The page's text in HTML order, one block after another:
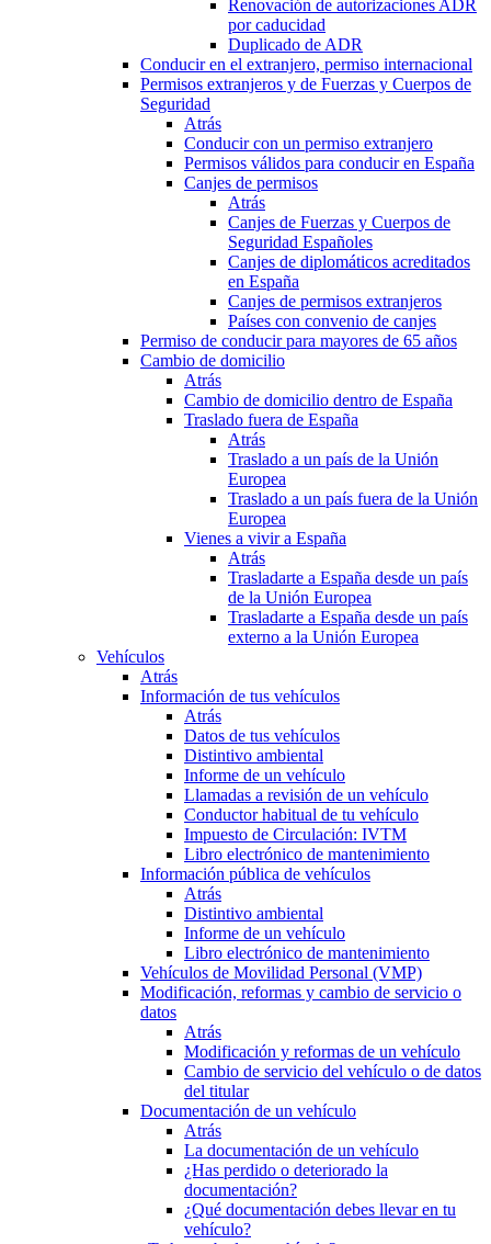
Renovación de autorizaciones ADR
por caducidad
Duplicado de ADR
Conducir en el extranjero, permiso internacional
Permisos extranjeros y de Fuerzas y Cuerpos de
Seguridad
Atrás
Conducir con un permiso extranjero
Permisos válidos para conducir en España
Canjes de permisos
Atrás
Canjes de Fuerzas y Cuerpos de
Seguridad Españoles
Canjes de diplomáticos acreditados
en España
Canjes de permisos extranjeros
Países con convenio de canjes
Permiso de conducir para mayores de 65 años
Cambio de domicilio
Atrás
Cambio de domicilio dentro de España
Traslado fuera de España
Atrás
Traslado a un país de la Unión
Europea
Traslado a un país fuera de la Unión
Europea
Vienes a vivir a España
Atrás
Trasladarte a España desde un país
de la Unión Europea
Trasladarte a España desde un país
externo a la Unión Europea
Vehículos
Atrás
Información de tus vehículos
Atrás
Datos de tus vehículos
Distintivo ambiental
Informe de un vehículo
Llamadas a revisión de un vehículo
Conductor habitual de tu vehículo
Impuesto de Circulación: IVTM
Libro electrónico de mantenimiento
Información pública de vehículos
Atrás
Distintivo ambiental
Informe de un vehículo
Libro electrónico de mantenimiento
Vehículos de Movilidad Personal (VMP)
Modificación, reformas y cambio de servicio o
datos
Atrás
Modificación y reformas de un vehículo
Cambio de servicio del vehículo o de datos
del titular
Documentación de un vehículo
Atrás
La documentación de un vehículo
¿Has perdido o deteriorado la
documentación?
¿Qué documentación debes llevar en tu
vehículo?